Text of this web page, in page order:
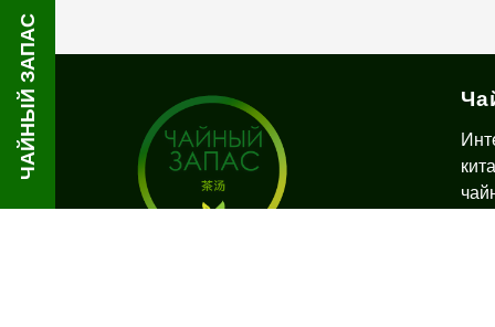
ЧАЙНЫЙ ЗАПАС